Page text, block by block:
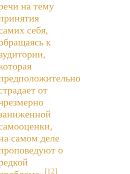
на тему
себя,
к
от
самом деле
о
[12]